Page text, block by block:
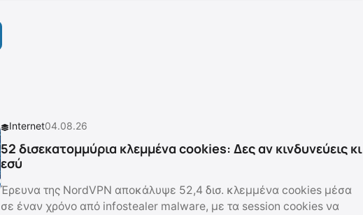
Internet04.08.26
52 δισεκατομμύρια κλεμμένα cookies: Δες αν κινδυνεύεις κι
εσύ
Έρευνα της NordVPN αποκάλυψε 52,4 δισ. κλεμμένα cookies μέσα
σε έναν χρόνο από infostealer malware, με τα session cookies να